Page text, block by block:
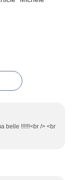
belle !!!!!!<br /> <br